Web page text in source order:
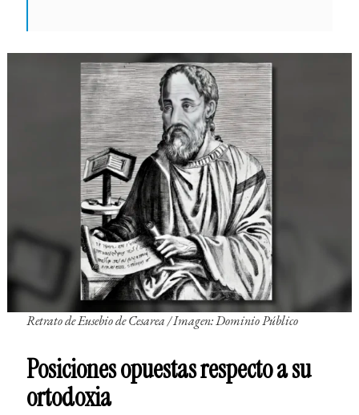
Retrato de Eusebio de Cesarea / Imagen: Dominio Público
Posiciones opuestas respecto a su
ortodoxia